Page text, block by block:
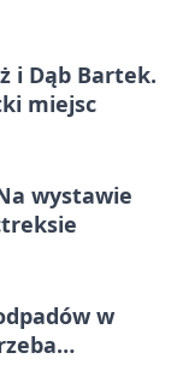
i Dąb Bartek.
miejsc
wystawie
w